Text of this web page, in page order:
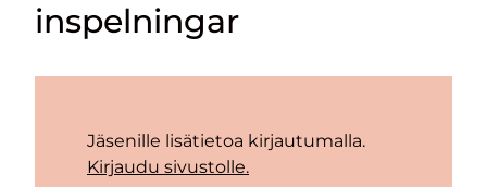
inspelningar
Jäsenille lisätietoa kirjautumalla.
Kirjaudu sivustolle.